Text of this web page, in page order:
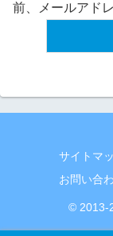
前、メールアド
サイトマ
お問い合
© 2013-